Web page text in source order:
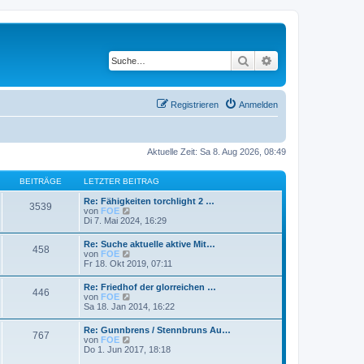
Suche
Anmelden
Registrieren
Aktuelle Zeit: Sa 8. Aug 2026, 08:49
BEITRÄGE LETZTER BEITRAG
3539
Re: Fähigkeiten torchlight 2 …
von FOE
e
e
s
t
e
r
B
i
t
r
a
g
Di 7. Mai 2024, 16:29
458
Re: Suche aktuelle aktive Mit…
von FOE
e
e
s
t
e
r
B
i
Fr 18. Okt 2019, 07:11
446
Re: Friedhof der glorreichen …
von FOE
e
s
t
e
Sa 18. Jan 2014, 16:22
767
Re: Gunnbrens / Stennbruns Au…
von FOE
e
Do 1. Jun 2017, 18:18